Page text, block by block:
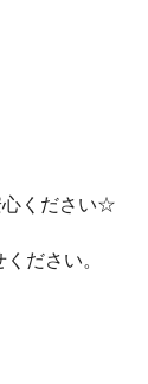
心ください☆
ださい。